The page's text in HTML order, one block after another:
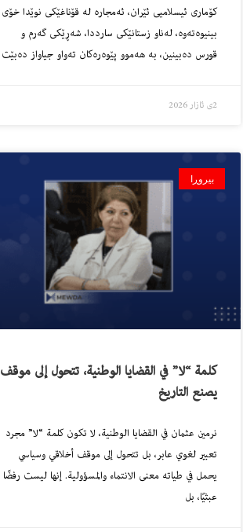
کۆماری ئیسلامیی ئێران، ئەمجارە لە قۆناغێکی نوێدا خۆی
بینیوەتەوە، لەناو زستانێکی سارددا، شەڕێکی گەرم و
قورس دەبینین، بە هەموو پێوەرەکان تەواو جیاواز دەبێت
2ی ئازار 2026
بیروڕا
كلمة “لا” في القضايا الوطنية، تتحول إلى موقف
يصنع التاريخ
نرمين عثمان في القضايا الوطنية، لا تكون كلمة “لا” مجرد
تعبير لغوي عابر، بل تتحول إلى موقف أخلاقي وسياسي
يحمل في طياته معنى الانتماء والمسؤولية. إنها ليست رفضًا
عبثيًا، بل